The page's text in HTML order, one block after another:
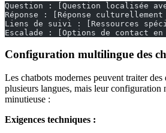
Question : [Question localisée
Réponse : [Réponse culturellement
Liens de suivi : [Ressources
Escalade : [Options de contact en
Configuration multilingue des
Les chatbots modernes peuvent traiter des
plusieurs langues, mais leur configuration
minutieuse :
Exigences techniques :